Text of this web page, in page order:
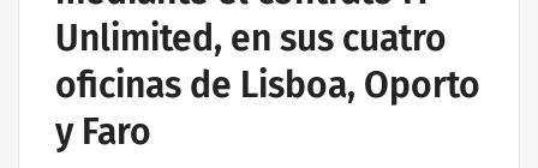
Unlimited, en sus cuatro
oficinas de Lisboa, Oporto
y Faro